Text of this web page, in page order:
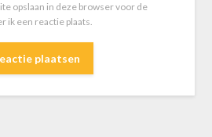
opslaan in deze browser voor de
ik een reactie plaats.